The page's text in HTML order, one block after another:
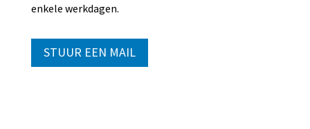
enkele werkdagen.
STUUR EEN MAIL